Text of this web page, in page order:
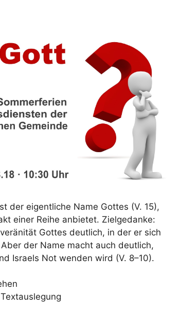
der eigentliche Name Gottes (V. 15),
einer Reihe anbietet. Zielgedanke:
Gottes deutlich, in der er sich
der Name macht auch deutlich,
Israels Not wenden wird (V. 8–10).